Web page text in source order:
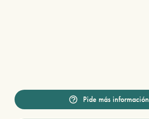
Pide más información